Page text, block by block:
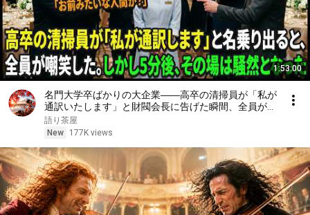
1:53:00
名門大学卒ばかりの大企業――高卒の清掃員が「私が
通訳いたします」と財閥会長に告げた瞬間、全員が嘲
笑した。しかし5分後、その場は静まり返った。#動
エピソード#老後の物語 #家族の物語
語り茶屋
New
177K views